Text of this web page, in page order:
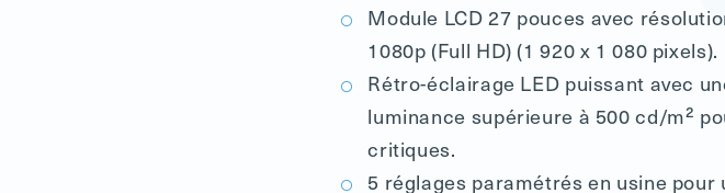
Module LCD 27 pouces avec
1080p (Full HD) (1 920 x 1 080 pixels).
Rétro-éclairage LED puissant avec
luminance supérieure à 500 cd/m²
critiques.
5 réglages paramétrés en usine